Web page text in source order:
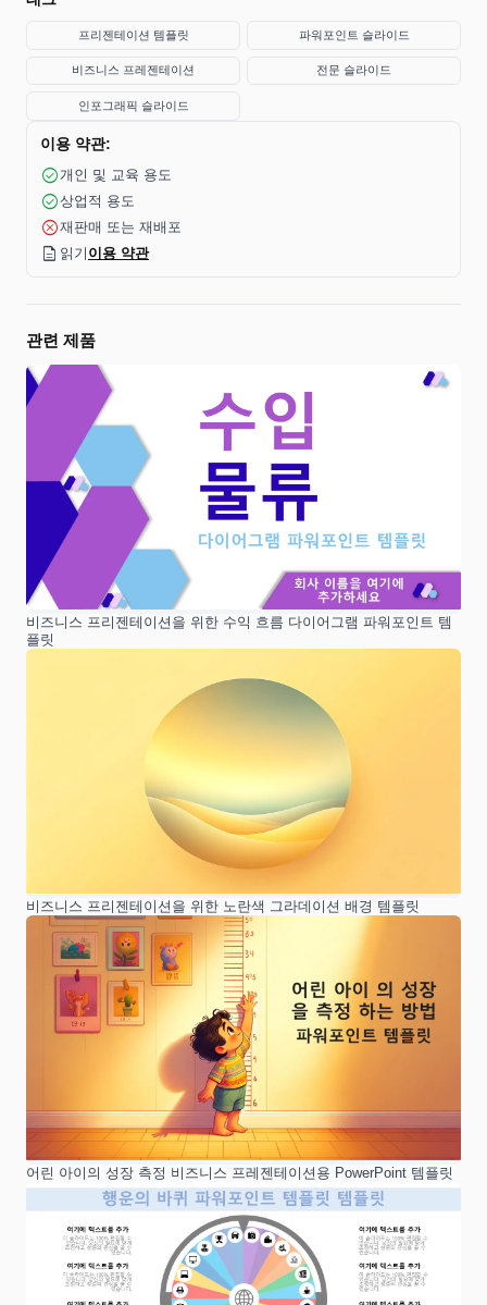
프리젠테이션 템플릿 파워포인트 슬라이드
비즈니스 프레젠테이션 전문 슬라이드
인포그래픽 슬라이드
이용 약관:
check_circle 개인 및 교육 용도
check_circle상업적 용도
cancel재판매 또는 재배포
description 읽기 이용 약관
관련 제품
비즈니스 프리젠테이션을 위한 수익 흐름 다이어그램 파워포인트 템
플릿
비즈니스 프리젠테이션을 위한 노란색 그라데이션 배경 템플릿
어린 아이의 성장 측정 비즈니스 프레젠테이션용 PowerPoint 템플릿